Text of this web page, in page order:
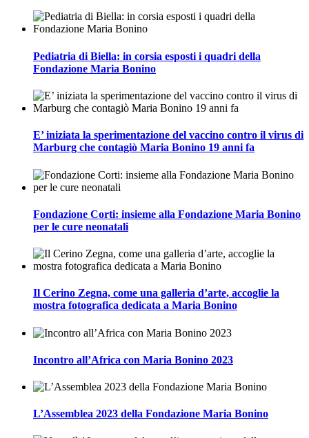
Pediatria di Biella: in corsia esposti i quadri della
Fondazione Maria Bonino
E’ iniziata la sperimentazione del vaccino contro il virus di
Marburg che contagiò Maria Bonino 19 anni fa
Fondazione Corti: insieme alla Fondazione Maria Bonino
per le cure neonatali
Il Cerino Zegna, come una galleria d’arte, accoglie la
mostra fotografica dedicata a Maria Bonino
Incontro all’Africa con Maria Bonino 2023
L’Assemblea 2023 della Fondazione Maria Bonino